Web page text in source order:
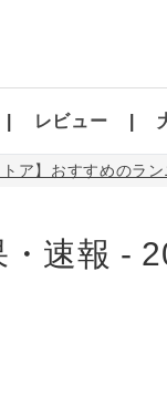
レビュー
ア】おすすめのラ
・速報 -